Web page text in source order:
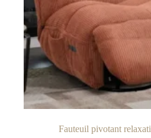
Fauteuil pivotant